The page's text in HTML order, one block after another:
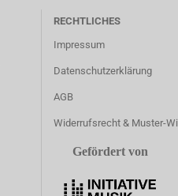
RECHTLICHES
Impressum
Datenschutzerklärung
AGB
Widerrufsrecht & Muster-
Gefördert von